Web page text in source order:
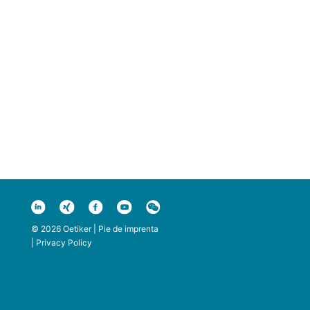
© 2026 Oetiker | Pie de imprenta
Privacy Policy